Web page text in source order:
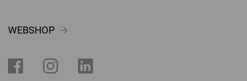
WEBSHOP